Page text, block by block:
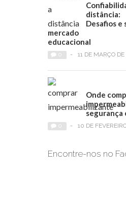
distância:
Desafios e
mercado
educacional
- 11 DE MARÇO
Onde
segurança
- 10 DE
Encontre-nos no